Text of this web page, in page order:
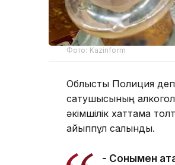
Фото: Kazinform
Облыстық Полиция
сатушысының
әкімшілік хаттама
айыппұл салынды.
- Сонымен